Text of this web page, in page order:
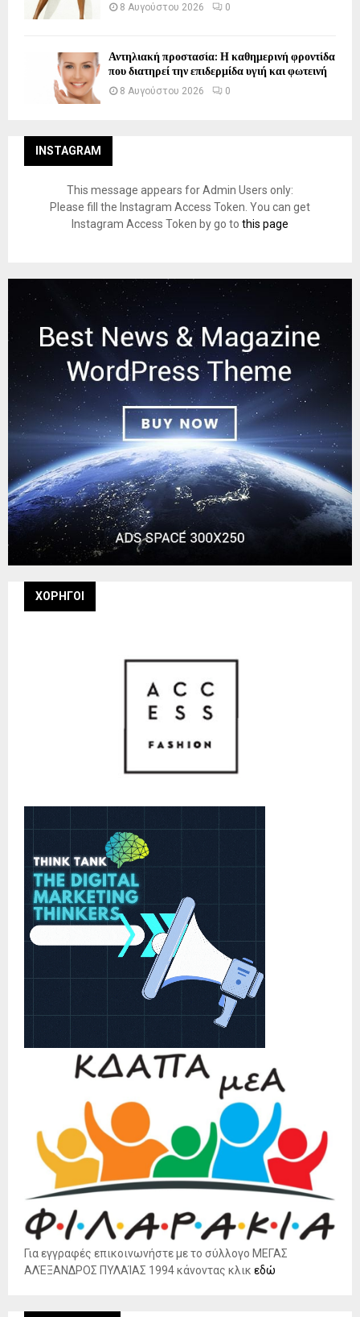
8 Αυγούστου 2026 0
Αντηλιακή προστασία: Η καθημερινή φροντίδα
που διατηρεί την επιδερμίδα υγιή και φωτεινή
8 Αυγούστου 2026 0
INSTAGRAM
This message appears for Admin Users only:
Please fill the Instagram Access Token. You can get
Instagram Access Token by go to this page
ΧΟΡΗΓΟΙ
Για εγγραφές επικοινωνήστε με το σύλλογο ΜΕΓΑΣ
ΑΛΈΞΑΝΔΡΟΣ ΠΥΛΑΊΑΣ 1994 κάνοντας κλικ εδώ